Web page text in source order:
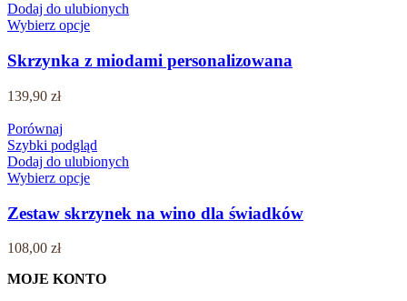
Dodaj do ulubionych
Wybierz opcje
Skrzynka z miodami personalizowana
139,90 zł
Porównaj
Szybki podgląd
Dodaj do ulubionych
Wybierz opcje
Zestaw skrzynek na wino dla świadków
108,00 zł
MOJE KONTO